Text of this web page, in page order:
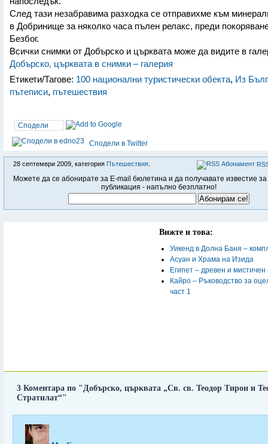
След тази незабравима разходка се отправихме към
в Добринище за няколко часа пълен релакс, преди
Безбог.
Всички снимки от Добърско и църквата може да видите в
Добърско, църквата в снимки – галерия
Етикети/Тагове: 100 национални туристически обекта, Из
пътеписи, пътешествия
Сподели
Сподели в Twitter
28 септември 2009, категория Пътешествия
Можете да се абонирате за E-mail бюлетина и да получавате известие за
публикация - напълно безплатно!
Вижте и това:
Уикенд в Долна Баня –
Асуан и Храма на Изида
Египет – древен и мистичен
Кайро – Ръководство за
част 1
3 Коментара по "Добърско, църквата „Св. св. Теодор Тирон и
Стратилат“"